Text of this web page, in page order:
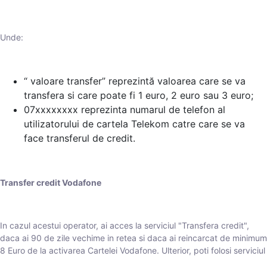
Unde:
“ valoare transfer” reprezintă valoarea care se va
transfera si care poate fi 1 euro, 2 euro sau 3 euro;
07xxxxxxxx reprezinta numarul de telefon al
utilizatorului de cartela Telekom catre care se va
face transferul de credit.
Transfer credit Vodafone
In cazul acestui operator, ai acces la serviciul "Transfera credit",
daca ai 90 de zile vechime in retea si daca ai reincarcat de minimum
8 Euro de la activarea Cartelei Vodafone. Ulterior, poti folosi serviciul